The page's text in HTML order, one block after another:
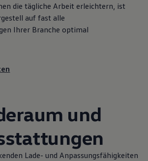
die tägliche Arbeit erleichtern, ist
auf fast alle
Ihrer Branche optimal
und
Lade- und Anpassungsfähigkeiten